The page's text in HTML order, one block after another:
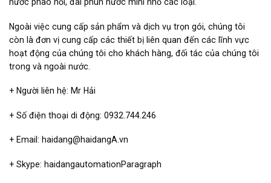
nước phao nổi, đài phun nước mini nhỏ các loại.
Ngoài việc cung cấp sản phẩm và dịch vụ trọn gói, chúng tôi
còn là đơn vị cung cấp các thiết bị liên quan đến các lĩnh vực
hoạt động của chúng tôi cho khách hàng, đối tác của chúng tôi
trong và ngoài nước.
+ Người liên hệ: Mr Hải
+ Số điện thoại di động: 0932.744.246
+ Email: haidang@haidangA.vn
+ Skype: haidangautomationParagraph